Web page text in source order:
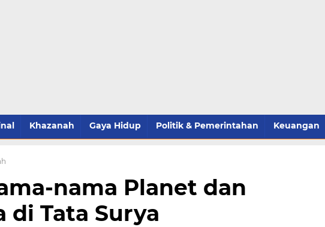
Khazanah Gaya Hidup Politik & Pemerintahan Keuangan
nama Planet dan
di Tata Surya